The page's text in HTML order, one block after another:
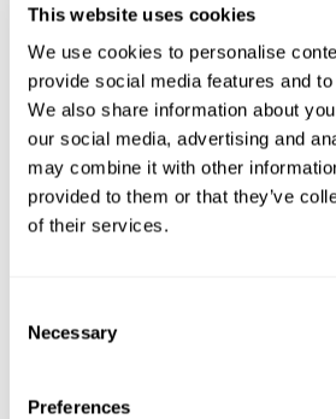
This website uses cookies
We use cookies to personalise
provide social media features and
We also share information about
our social media, advertising and
may combine it with other
provided to them or that they’ve
of their services.
Selection
Necessary
Preferences
MS-33013 (13A)
MS-